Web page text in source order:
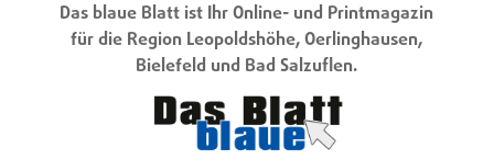
Das blaue Blatt ist Ihr Online- und Printmagazin
für die Region Leopoldshöhe, Oerlinghausen,
Bielefeld und Bad Salzuflen.